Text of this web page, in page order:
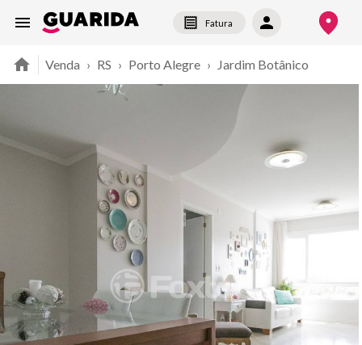
Fatura
Venda › RS › Porto Alegre › Jardim Botânico